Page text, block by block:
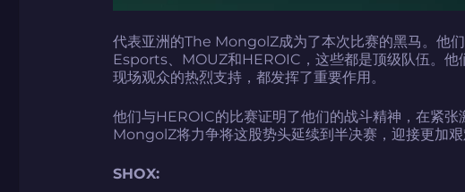
代表亚洲的The MongolZ成为了本次比赛的黑马。他
Esports、MOUZ和HEROIC，这些都是顶级队伍。他
现场观众的热烈支持，都发挥了重要作用。
他们与HEROIC的比赛证明了他们的战斗精神，在紧
MongolZ将力争将这股势头延续到半决赛，迎接更加艰
SHOX: